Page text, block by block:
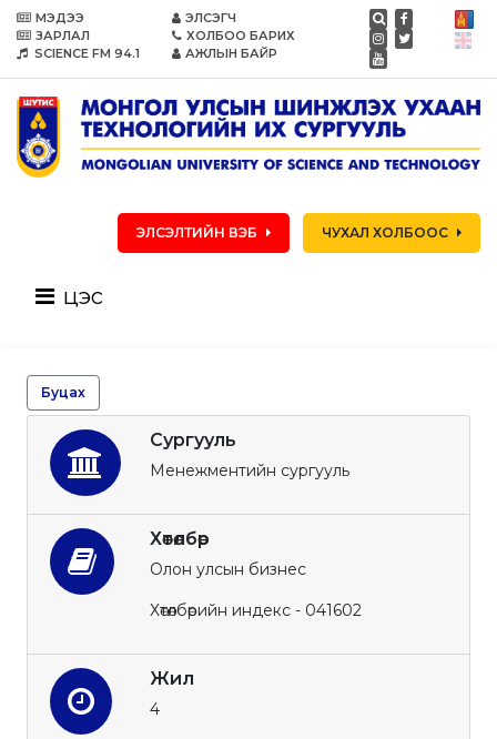
МЭДЭЭ
ЗАРЛАЛ
SCIENCE FM 94.1
ЭЛСЭГЧ
ХОЛБОО БАРИХ
АЖЛЫН БАЙР
ЭЛСЭЛТИЙН ВЭБ ЧУХАЛ ХОЛБООС
цэс
Буцах
Сургууль
Менежментийн сургууль
Хөтөлбөр
Олон улсын бизнес
Хөтөлбөрийн индекс - 041602
Жил
4